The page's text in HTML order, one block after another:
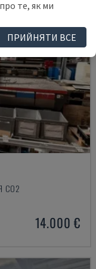
CO2
14.000 €
те, як ми
ПРИЙНЯТИ ВСЕ